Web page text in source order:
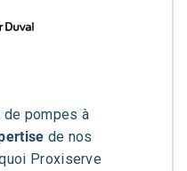
pompes à
de nos
Proxiserve